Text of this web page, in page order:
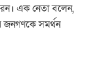
এক নেতা বলেন,
জনগণকে সমর্থন